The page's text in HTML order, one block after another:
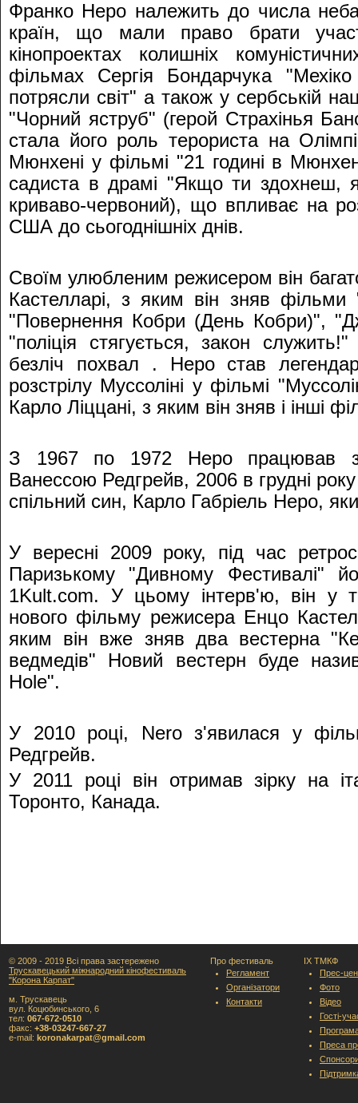
Франко Неро належить до числа
країн, що мали право брати
кінопроектах колишніх
фільмах Сергія Бондарчука
потрясли світ" а також у сербській
"Чорний яструб" (герой Страхінья
стала його роль терориста на
Мюнхені у фільмі "21 годині в
садиста в драмі "Якщо ти здохнеш,
криваво-червоний), що впливає на
США до сьогоднішніх днів.
Своїм улюбленим режисером він
Кастелларі, з яким він зняв фільми
"Повернення Кобри (День Кобри)",
"поліція стягується, закон
безліч похвал . Неро став
розстрілу Муссоліні у фільмі
Карло Ліццані, з яким він зняв і інші
З 1967 по 1972 Неро працював з
Ванессою Редгрейв, 2006 в грудні
спільний син, Карло Габріель Неро,
У вересні 2009 року, під час
Паризькому "Дивному Фестивалі"
1Kult.com. У цьому інтерв'ю, він у
нового фільму режисера Енцо
яким він вже зняв два вестерна
ведмедів" Новий вестерн буде
Hole".
У 2010 році, Nero з'явилася у
Редгрейв.
У 2011 році він отримав зірку на
Торонто, Канада.
© 2009 - 2019 Всі права застережено
Трускавецький міжнародний кінофестиваль
"Корона Карпат"
м. Трускавець
вул. Коцюбинського, 6
тел: 067-672-0510
факс: +38-03247-667-27
e-mail: koronakarpat@gmail.com
Про фестиваль
Регламент
Організатори
Контакти
IX ТМКФ
Прес-
Фото
Відео
Гості-
Преса